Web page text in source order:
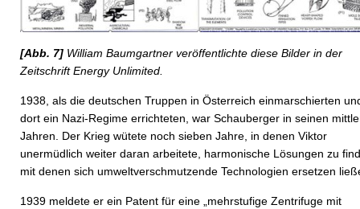
[Abb. 7] William Baumgartner veröffentlichte diese Bilder in der
Zeitschrift Energy Unlimited.
1938, als die deutschen Truppen in Österreich einmarschierten
dort ein Nazi-Regime errichteten, war Schauberger in seinen
Jahren. Der Krieg wütete noch sieben Jahre, in denen Viktor
unermüdlich weiter daran arbeitete, harmonische Lösungen zu
mit denen sich umweltverschmutzende Technologien ersetzen
1939 meldete er ein Patent für eine „mehrstufige Zentrifuge mit